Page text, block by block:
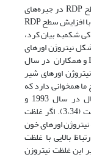
افزایش نیتروژن اوره­ای خون به دلیل افزایش سطح RDP در جیره‌های
حاوی اوره است (23). افزایش نیتروژن اوره­ای خون با افزایش سطح RDP
شکمبه بیان کرد،
نیتروژن اوره­ای
سم­زدایی می­شود (23). با توجه به گزارش­های Dhali و همکاران در سال
اوره­ای شیر
همخوانی دارد که
مطابق با یافته­های Broderickو همکاران در سال در سال 1993 و
Whitaker و همکاران در سال در سال 1995 است (3،34). اگر غلظت
اوره­ای خون
بالایی با غلظت
شکمبه دارد (33). علاوه بر این غلظت نیتروزن